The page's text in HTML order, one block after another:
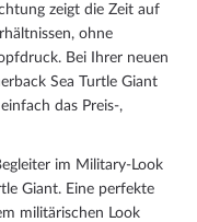
zeigt die Zeit auf
ohne
Bei Ihrer neuen
Sea Turtle Giant
das Preis-,
im Military-Look
Giant. Eine perfekte
militärischen Look